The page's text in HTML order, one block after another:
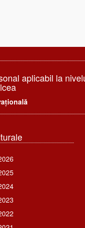
aplicabil la